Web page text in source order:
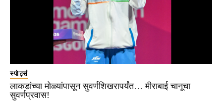
स्पोर्ट्स
लाकडांच्या मोळ्यांपासून सुवर्णशिखरापर्यंत… मीराबाई चानूचा
सुवर्णप्रवास!